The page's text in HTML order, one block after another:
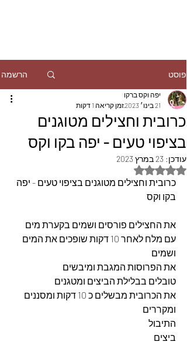
פוסט הרשמה
כרובית וחצילים מטוגנים
בציפוי טעים - יפה בקו וקס
יפה וקס ברקו
21 בינו׳ 2023
זמן קריאה 1 דקות
עודכן: 23 במרץ 2023
דירוג של NaN מתוך 5 כוכבים
כרובית וחצילים מטוגנים בציפוי טעים - יפה
בקו וקס
את החצילים פורסים ושמים בקערת מים
עם מלח לאחר 10 דקות שופכים את המים
ושמים
את הפרוסות המגבת ומיבשים
טובלים בבלילת הביצים ומטגנים
את הכרובית מבשלים כ 10 דקות ומסננים
ומקררים
התיבול
ביצים